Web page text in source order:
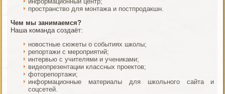
пространство для монтажа и постпродакшн.
Чем мы занимаемся?
Наша команда создаёт:
новостные сюжеты о событиях школы;
репортажи с мероприятий;
интервью с учителями и учениками;
видеопрезентации классных проектов;
фоторепортажи;
информационные материалы для школьного сайта и
соцсетей.